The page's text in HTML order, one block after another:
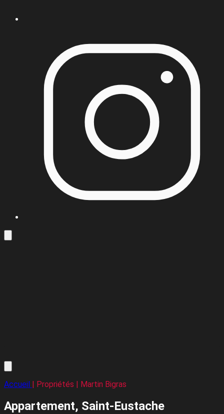
Accueil | Propriétés | Martin Bigras
Appartement, Saint-Eustache